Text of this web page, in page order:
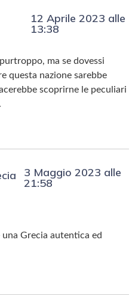
12 Aprile 2023 alle
13:38
ma se dovessi
questa nazione sarebbe
scoprirne le peculiari
3 Maggio 2023 alle
21:58
Grecia autentica ed